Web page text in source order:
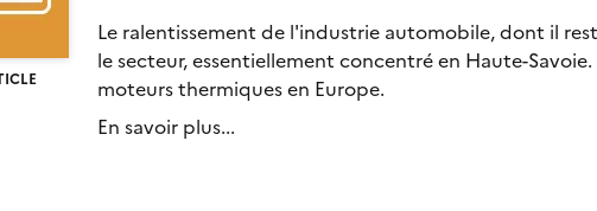
Le ralentissement de l'industrie automobile, dont il
le secteur, essentiellement concentré en Haute-
moteurs thermiques en Europe.
En savoir plus...